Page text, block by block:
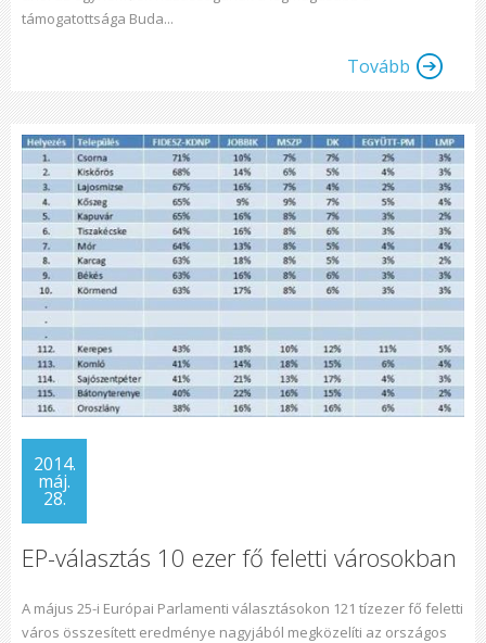
támogatottsága Buda...
Tovább
2014.
máj.
28.
EP-választás 10 ezer fő feletti városokban
A május 25-i Európai Parlamenti választásokon 121 tízezer fő feletti
város összesített eredménye nagyjából megközelíti az országos